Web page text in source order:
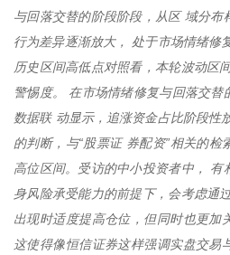
与回落交替的阶段阶段，从区 域分布
行为差异逐渐放大， 处于市场情绪修
历史区间高低点对照看，本轮波动区
警惕度。 在市场情绪修复与回落交
数据联 动显示，追涨资金占比阶段性
的判断，与“股票证 券配资”相关的
高位区间。受访的中小投资者中， 有
身风险承受能力的前提下，会考虑通
出现时适度提高仓位，但同时也更加
这使得像恒信证券这样强调实盘交易